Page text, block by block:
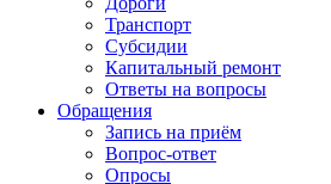
Транспорт
Субсидии
Капитальный ремонт
Ответы на вопросы
Обращения
Запись на приём
Вопрос-ответ
Опросы